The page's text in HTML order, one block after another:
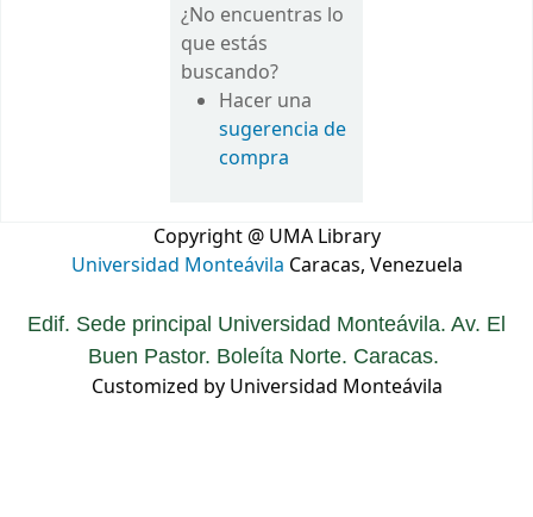
¿No encuentras lo
que estás
buscando?
Hacer una
sugerencia de
compra
Copyright @ UMA Library
Universidad Monteávila Caracas, Venezuela
Edif. Sede principal Universidad Monteávila. Av. El
Buen Pastor. Boleíta Norte. Caracas.
Customized by Universidad Monteávila